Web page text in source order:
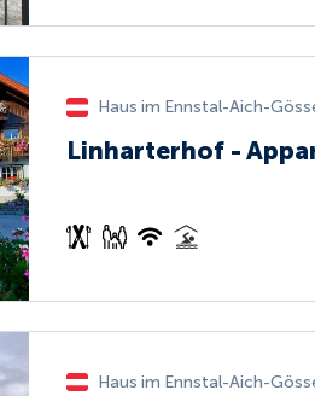
Haus im Ennstal-Aich-
Linharterhof -
Haus im Ennstal-Aich-